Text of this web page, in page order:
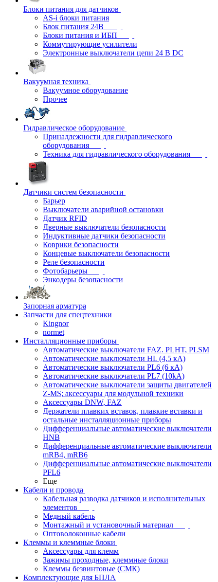
Блоки питания для датчиков
AS-i блоки питания
Блок питания 24В
Блоки питания и ИБП
Коммутирующие усилители
Электронные выключатели цепи 24 В DC
Вакуумная техника
Вакуумное оборудование
Прочее
Гидравлическое оборудование
Принадлежности для гидравлического
оборудования
Техника для гидравлического оборудования
Датчики систем безопасности
Барьер
Выключатели аварийной остановки
Датчик RFID
Дверные выключатели безопасности
Индуктивные датчики безопасности
Коврики безопасности
Концевые выключатели безопасности
Реле безопасности
Фотобарьеры
Энкодеры безопасности
Запорная арматура
Запчасти для спецтехники
Kingnor
normet
Инсталляционные приборы
Автоматические выключатели FAZ. PLHT, PLSM
Автоматические выключатели HL (4,5 кА)
Автоматические выключатели PL6 (6 кА)
Автоматические выключатели PL7 (10kA)
Автоматические выключатели защиты двигателей
Z-MS; аксессуары для модульной техники
Аксессуары DNW, FAZ
Держатели плавких вставок, плавкие вставки и
остальные инсталляционные приборы
Дифференциальные автоматические выключатели
HNB
Дифференциальные автоматические выключатели
mRB4, mRB6
Дифференциальные автоматические выключатели
PFL6
Еще
Кабели и провода
Кабельная разводка датчиков и исполнительных
элементов
Медный кабель
Монтажный и установочный материал
Оптоволоконные кабели
Клеммы и клеммные блоки
Аксессуары для клемм
Зажимы проходные, клеммные блоки
Клеммы безвинтовые (СМК)
Комплектующие для БПЛА